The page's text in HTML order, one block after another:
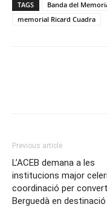
TAGS Banda del
memorial Ricard Cuadra
Previous article
L’ACEB demana a les
institucions major
coordinació per
Berguedà en destinació